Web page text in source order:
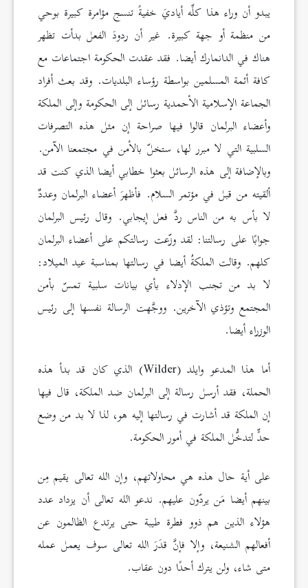
يبدو أن وراء هذا كلِّه أياديَ خفيةً تنسج مؤامرة كبيرة بوحي
من منظمة أو جهة كبيرة. غير أن ردودَ الفعل بدأت تظهر
هناك في الدانمارك أيضا. فقد عقدت الحكومة اجتماعات مع
كافة أئمة المسلمين بواسطة رؤساء البلديات. وقد بعث أفراد
الجماعة الإسلامية الأحمدية رسائل إلى الحكومة وإلى الملكة
وأعضاء البرلمان قالوا فيها صراحة إن مثل هذه التصرفات
السلبية التي لا مبرر لها، ستخلّ بالأمن في مجتمعنا الآمن.
وبالإضافة إلى هذه الرسائل بعثوا خطابي أيضا الذي كنت قد
ألقيته من قبل في مؤتمر السلام. فأظهرَ أعضاء البرلمان وعددٌ
لا بأس به من الناس ردَّ فعل إيجابي. وقال رئيس البرلمان
جوابًا على رسالتنا: لقد وزّعت رسالتكم على أعضاء البرلمان
كلهم. وقالت الملكةُ أيضا في رسالتها بمناسبة عيد الميلاد:
لا بد من تجنب الإدلاء بأي بيانات سلبية تمسّ بأمن
المجتمع وتؤذي الآخرين. ووجَّهت الرسالة نفسها إلى رئيس
الوزراء أيضا.
أما هذا المدعو وايلد (Wilder) الذي كان قد بدأ هذه
الحملة، فقد أرسل رسالة إلى البرلمان ضد الملكة، قال فيها
إن الملكة قد أشارت في رسالتها إليه هو، لذا لا بد من وضع
حدٍّ لتدخُّل الملكة في أمور الحكومة.
على أية حال هذه هي محاولاتهم، وإن الله تعالى يقيم مِن
بينهم أيضا مَن يردّون عليهم. ندعو الله تعالى أن يزداد عدد
هؤلاء الذين هم ذوو فطرة طيبة حتى يرتدع الظالمون عن
أفعالهم الشنيعة، وإلا فإنَّ قدَرَ الله تعالى سوف يعمل عمله
متى شاء، ولن يترك أحدًا دون عقاب.